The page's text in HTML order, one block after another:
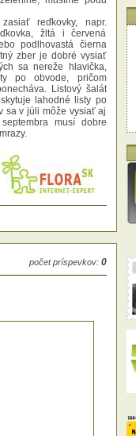
reďkovky, napr.
žltá i červená
podlhovastá čierna
zber je dobré vysiať
sa nereže hlavička,
po obvode, pričom
Listový šalát
lahodné listy po
sa v júli môže vysiať aj
musí dobre
počet príspevkov: 0